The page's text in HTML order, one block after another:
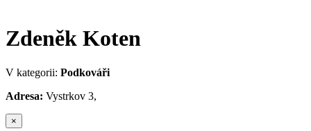
Zdeněk Koten
V kategorii: Podkováři
Adresa: Vystrkov 3,
×